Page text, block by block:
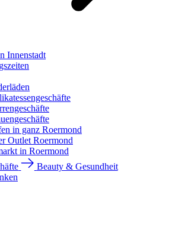
Innenstadt
in ganz Roermond
Outlet Roermond
in Roermond
Beauty & Gesundheit